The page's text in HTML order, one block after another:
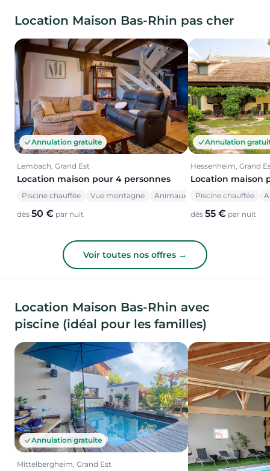
Location Maison Bas-Rhin pas cher
Annulation gratuite
Lembach, Grand Est
Location maison pour 4 personnes
Piscine chauffée Vue montagne Animaux acceptés
dès 50 € par nuit
Annulation
Hessenheim, Grand
Location maison
Piscine chauffée
dès 55 € par nuit
Voir toutes nos offres →
Location Maison Bas-Rhin avec
piscine (idéal pour les familles)
Annulation gratuite
Mittelbergheim, Grand Est